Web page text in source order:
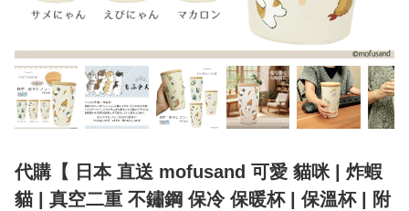
代購【 日本 直送 mofusand 可愛 貓咪 | 炸蝦
貓 | 真空二重 不鏽鋼 保冷 保暖杯 | 保溫杯 | 附